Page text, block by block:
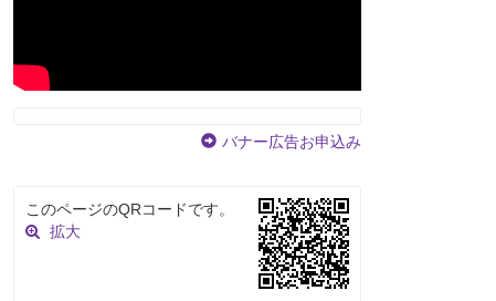
バナー広告お申込み
このページのQRコードです。
拡大